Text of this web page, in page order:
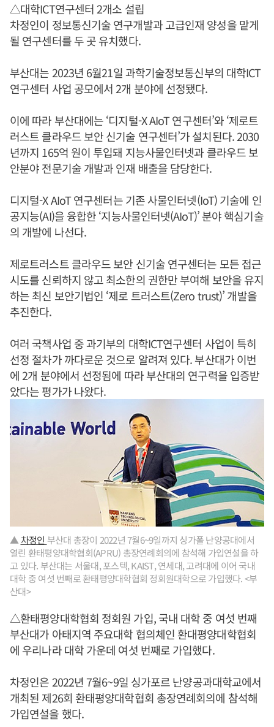
△대학ICT연구센터 2개소 설립
차정인이 정보통신기술 연구개발과 고급인재 양성을 맡게
될 연구센터를 두 곳 유치했다.
부산대는 2023년 6월21일 과학기술정보통신부의 대학ICT
연구센터 사업 공모에서 2개 분야에 선정됐다.
이에 따라 부산대에는 ‘디지털-X AIoT 연구센터’와 ‘제로트
러스트 클라우드 보안 신기술 연구센터’가 설치된다. 2030
년까지 165억 원이 투입돼 지능사물인터넷과 클라우드 보
안분야 전문기술 개발과 인재 배출을 담당한다.
디지털-X AIoT 연구센터는 기존 사물인터넷(IoT) 기술에 인
공지능(AI)을 융합한 ‘지능사물인터넷(AIoT)’ 분야 핵심기술
의 개발에 나선다.
제로트러스트 클라우드 보안 신기술 연구센터는 모든 접근
시도를 신뢰하지 않고 최소한의 권한만 부여해 보안을 유지
하는 최신 보안기법인 ‘제로 트러스트(Zero trust)’ 개발을
추진한다.
여러 국책사업 중 과기부의 대학ICT연구센터 사업이 특히
선정 절차가 까다로운 것으로 알려져 있다. 부산대가 이번
에 2개 분야에서 선정됨에 따라 부산대의 연구력을 입증받
았다는 평가가 나왔다.
▲차정인 부산대 총장이 2022년 7월6~9일까지 싱가폴 난양공대에서
열린 환태평양대학협회(APRU) 총장연례회의에 참석해 가입연설을 하
고 있다. 부산대는 서울대, 포스텍, KAIST, 연세대, 고려대에 이어 국내
대학 중 여섯 번째로 환태평양대학협회 정회원대학으로 가입했다. <부
산대>
△환태평양대학협회 정회원 가입, 국내 대학 중 여섯 번째
부산대가 아태지역 주요대학 협의체인 환대평양대학협회
에 우리나라 대학 가운데 여섯 번째로 가입했다.
차정인은 2022년 7월6~9일 싱가포르 난양공과대학교에서
개최된 제26회 환태평양대학협회 총장연례회의에 참석해
가입연설을 했다.